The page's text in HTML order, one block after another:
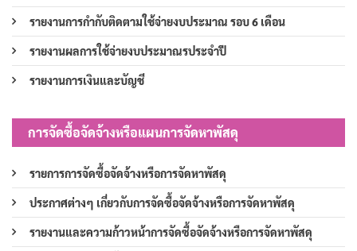
รายงานการกำกับติดตามใช้จ่ายงบประมาณ รอบ 6 เดือน
รายงานผลการใช้จ่ายงบประมาณรประจำปี
รายงานการเงินและบัญชี
การจัดซื้อจัดจ้างหรือแผนการจัดหาพัสดุ
รายการการจัดซื้อจัดจ้างหรือการจัดหาพัสดุ
ประกาศต่างๆ เกี่ยวกับการจัดซื้อจัดจ้างหรือการจัดหาพัสดุ
รายงานและความก้าวหน้าการจัดซื้อจัดจ้างหรือการจัดหาพัสดุ